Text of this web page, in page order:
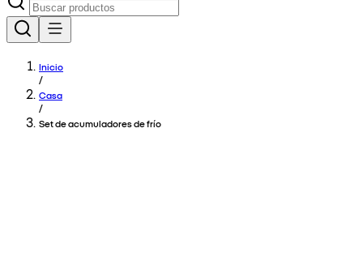
Inicio
/
Casa
/
Set de acumuladores de frío